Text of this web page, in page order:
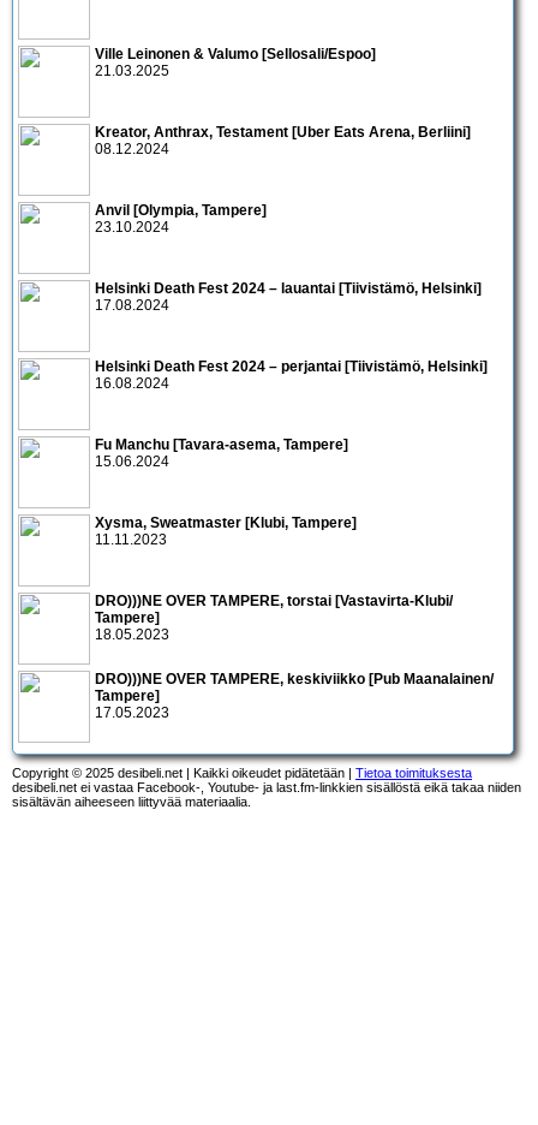
Ville Leinonen & Valumo [Sellosali/Espoo]
21.03.2025
Kreator, Anthrax, Testament [Uber Eats Arena, Berliini]
08.12.2024
Anvil [Olympia, Tampere]
23.10.2024
Helsinki Death Fest 2024 – lauantai [Tiivistämö, Helsinki]
17.08.2024
Helsinki Death Fest 2024 – perjantai [Tiivistämö, Helsinki]
16.08.2024
Fu Manchu [Tavara-asema, Tampere]
15.06.2024
Xysma, Sweatmaster [Klubi, Tampere]
11.11.2023
DRO)))NE OVER TAMPERE, torstai [Vastavirta-Klubi/
Tampere]
18.05.2023
DRO)))NE OVER TAMPERE, keskiviikko [Pub Maanalainen/
Tampere]
17.05.2023
Copyright © 2025 desibeli.net | Kaikki oikeudet pidätetään | Tietoa toimituksesta
desibeli.net ei vastaa Facebook-, Youtube- ja last.fm-linkkien sisällöstä eikä takaa niiden
sisältävän aiheeseen liittyvää materiaalia.